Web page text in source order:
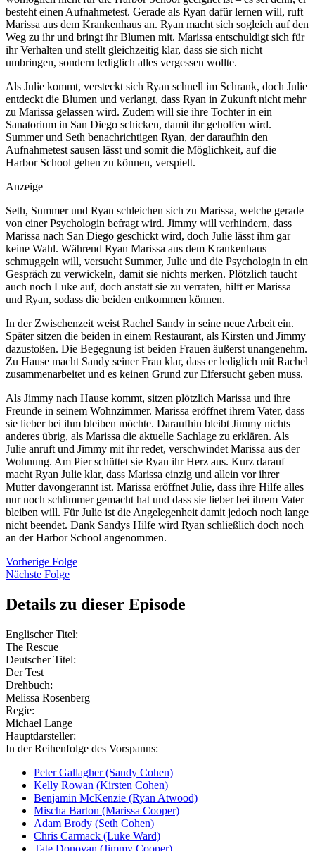
besteht einen Aufnahmetest. Gerade als Ryan dafür lernen will, ruft
Marissa aus dem Krankenhaus an. Ryan macht sich sogleich auf den
Weg zu ihr und bringt ihr Blumen mit. Marissa entschuldigt sich für
ihr Verhalten und stellt gleichzeitig klar, dass sie sich nicht
umbringen, sondern lediglich alles vergessen wollte.
Als Julie kommt, versteckt sich Ryan schnell im Schrank, doch Julie
entdeckt die Blumen und verlangt, dass Ryan in Zukunft nicht mehr
zu Marissa gelassen wird. Zudem will sie ihre Tochter in ein
Sanatorium in San Diego schicken, damit ihr geholfen wird.
Summer und Seth benachrichtigen Ryan, der daraufhin den
Aufnahmetest sausen lässt und somit die Möglichkeit, auf die
Harbor School gehen zu können, verspielt.
Anzeige
Seth, Summer und Ryan schleichen sich zu Marissa, welche gerade
von einer Psychologin befragt wird. Jimmy will verhindern, dass
Marissa nach San Diego geschickt wird, doch Julie lässt ihm gar
keine Wahl. Während Ryan Marissa aus dem Krankenhaus
schmuggeln will, versucht Summer, Julie und die Psychologin in ein
Gespräch zu verwickeln, damit sie nichts merken. Plötzlich taucht
auch noch Luke auf, doch anstatt sie zu verraten, hilft er Marissa
und Ryan, sodass die beiden entkommen können.
In der Zwischenzeit weist Rachel Sandy in seine neue Arbeit ein.
Später sitzen die beiden in einem Restaurant, als Kirsten und Jimmy
dazustoßen. Die Begegnung ist beiden Frauen äußerst unangenehm.
Zu Hause macht Sandy seiner Frau klar, dass er lediglich mit Rachel
zusammenarbeitet und es keinen Grund zur Eifersucht geben muss.
Als Jimmy nach Hause kommt, sitzen plötzlich Marissa und ihre
Freunde in seinem Wohnzimmer. Marissa eröffnet ihrem Vater, dass
sie lieber bei ihm bleiben möchte. Daraufhin bleibt Jimmy nichts
anderes übrig, als Marissa die aktuelle Sachlage zu erklären. Als
Julie anruft und Jimmy mit ihr redet, verschwindet Marissa aus der
Wohnung. Am Pier schüttet sie Ryan ihr Herz aus. Kurz darauf
macht Ryan Julie klar, dass Marissa einzig und allein vor ihrer
Mutter davongerannt ist. Marissa eröffnet Julie, dass ihre Hilfe alles
nur noch schlimmer gemacht hat und dass sie lieber bei ihrem Vater
bleiben will. Für Julie ist die Angelegenheit damit jedoch noch lange
nicht beendet. Dank Sandys Hilfe wird Ryan schließlich doch noch
an der Harbor School angenommen.
Vorherige Folge
Nächste Folge
Details zu dieser Episode
Englischer Titel:
The Rescue
Deutscher Titel:
Der Test
Drehbuch:
Melissa Rosenberg
Regie:
Michael Lange
Hauptdarsteller:
In der Reihenfolge des Vorspanns:
Peter Gallagher (Sandy Cohen)
Kelly Rowan (Kirsten Cohen)
Benjamin McKenzie (Ryan Atwood)
Mischa Barton (Marissa Cooper)
Adam Brody (Seth Cohen)
Chris Carmack (Luke Ward)